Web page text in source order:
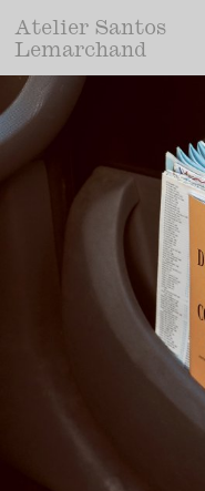
Atelier Santos
Lemarchand